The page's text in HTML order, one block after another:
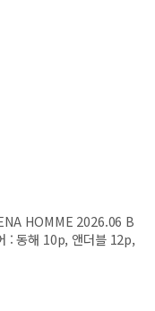
HOMME 2026.06 B
: 동해 10p, 앤더블 12p,